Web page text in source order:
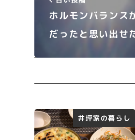
ホルモンバランス
だったと思い出せ
井坪家の暮らし